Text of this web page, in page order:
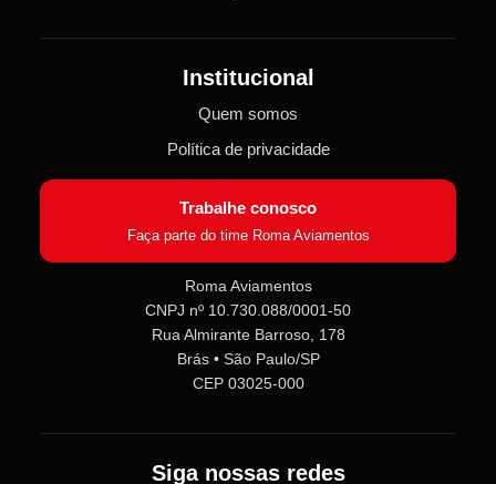
Roma Aviamentos
Online agora
Aviamentos!
Institucional
Quem somos
Política de privacidade
Trabalhe conosco
Faça parte do time Roma Aviamentos
Roma Aviamentos
CNPJ nº 10.730.088/0001-50
Rua Almirante Barroso, 178
Brás • São Paulo/SP
CEP 03025-000
Siga nossas redes